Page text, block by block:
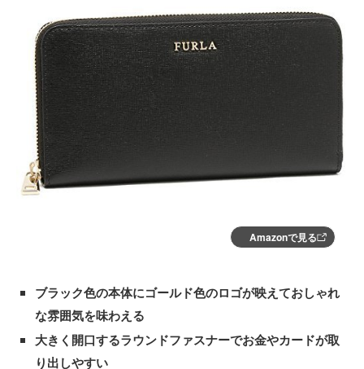
Amazonで見る
ブラック色の本体にゴールド色のロゴが映えておしゃれ
な雰囲気を味わえる
大きく開口するラウンドファスナーでお金やカードが取
り出しやすい